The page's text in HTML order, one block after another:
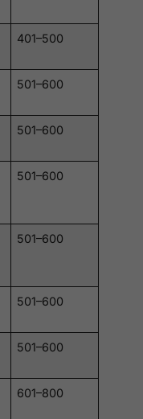
401–500
501–600
501–600
501–600
501–600
501–600
501–600
601–800